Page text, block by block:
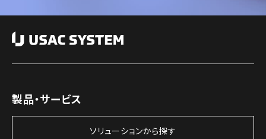
製品・サービス
ソリューションから探す